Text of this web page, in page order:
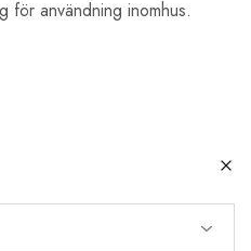
för användning inomhus.